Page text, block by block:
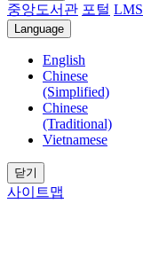
중앙도서관 포털 LMS
Language
English
Chinese
(Simplified)
Chinese
(Traditional)
Vietnamese
닫기
사이트맵